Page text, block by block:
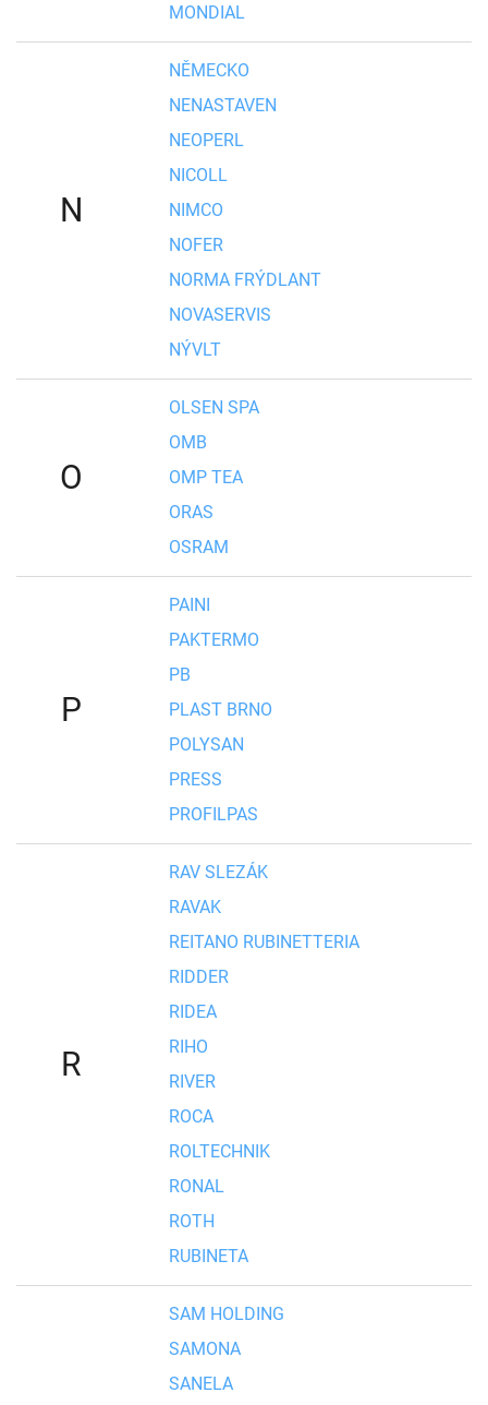
MONDIAL
N
NĚMECKO
NENASTAVEN
NEOPERL
NICOLL
NIMCO
NOFER
NORMA FRÝDLANT
NOVASERVIS
NÝVLT
O
OLSEN SPA
OMB
OMP TEA
ORAS
OSRAM
P
PAINI
PAKTERMO
PB
PLAST BRNO
POLYSAN
PRESS
PROFILPAS
R
RAV SLEZÁK
RAVAK
REITANO RUBINETTERIA
RIDDER
RIDEA
RIHO
RIVER
ROCA
ROLTECHNIK
RONAL
ROTH
RUBINETA
SAM HOLDING
SAMONA
SANELA